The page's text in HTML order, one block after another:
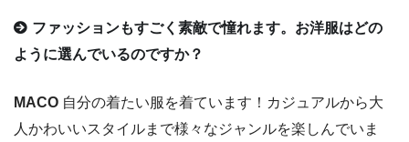
ファッションもすごく素敵で憧れます。お洋服はどの
ように選んでいるのですか？
MACO 自分の着たい服を着ています！カジュアルから大
人かわいいスタイルまで様々なジャンルを楽しんでいま